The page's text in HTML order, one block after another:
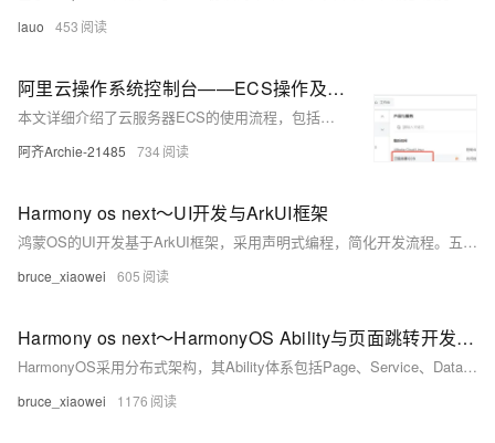
lauo 453
阿里云操作系统控制台——ECS操作及云计算应用实践
本文详细介绍了云服务器ECS的使用流程，包括开通服务、系统配置、权限管理、组件安装及内存全景诊断等关键步骤。通过开通阿里云操作系统服务、授予RAM用户权限和安装必要组件，可实现对服务器的有效管理与维护。在内存诊断部分，展示了如何发起诊断并解析结果，帮助精准定位内存问题。此外，文章还讲解了利用ECS训练模型的操作方法，从上传文件到终端命令执行，直至完成模型训练。最后总结指出，掌握这些技能不仅提升了对云服务器架构的理解，还为实际业务提供了高效解决方案，展现了ECS在数据处理与分析中的重要价值。
阿齐Archie-21485 734
Harmony os next～UI开发与ArkUI框架
鸿蒙OS的UI开发基于ArkUI框架，采用声明式编程，简化开发流程。五大核心组件（Text、Button、List、Grid、Flex）助力高效布局，支持数据绑定与动态更新。事件响应机制灵敏，适合构建交互丰富的应用。实战技巧包括规范命名、样式复用和调试方法。掌握这些，轻松开发鸿蒙应用。下期预告：分布式开发，记得带上烤冷面！
bruce_xiaowei 605
Harmony os next～HarmonyOS Ability与页面跳转开发详解
HarmonyOS采用分布式架构，其Ability体系包括Page、Service、Data和Form四大类型Ability。Page Ability支持多页面跳转与数据传递，Service Ability用于后台任务，Data Ability提供数据共享接口，Form Ability实现轻量化卡片服务。本文详细解析了各Ability的开发方法、生命周期管理、跨Ability通信及最佳实践，帮助开发者掌握HarmonyOS应用开发的核心技能。
bruce_xiaowei 1176